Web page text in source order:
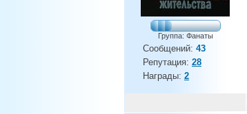
Группа: Фанаты
Сообщений: 43
Репутация: 28
Награды: 2